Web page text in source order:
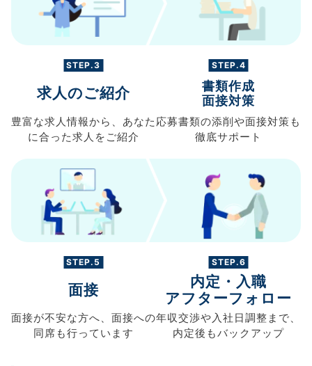
STEP.3
求人のご紹介
豊富な求人情報から、 あなた
に合った求人を ご紹介
STEP.4
書類作成
面接対策
応募書類の添削や面接対策も
徹底サポート
STEP.5
面接
面接が不安な方へ、 面接への
同席も行っています
STEP.6
内定・入職
アフターフォロー
年収交渉や入社日調整まで、
内定後もバックアップ